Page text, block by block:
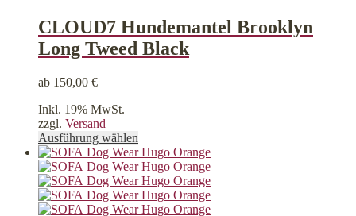
Produktseite
gewählt
CLOUD7 Hundemantel Brooklyn
Long Tweed Black
ab 150,00 €
Inkl. 19% MwSt.
zzgl. Versand
Ausführung wählen
Produkt
weist
mehrere
Varianten
auf.